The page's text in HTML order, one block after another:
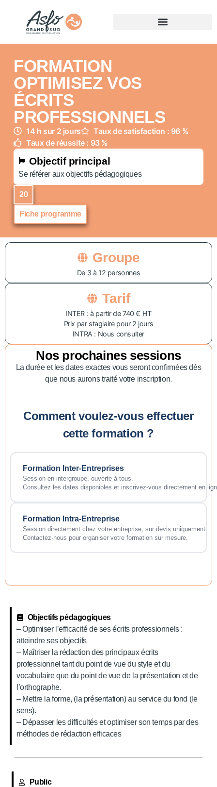
FORMATION
OPTIMISEZ VOS
ÉCRITS
PROFESSIONNELS
14 h sur 2 jours
Taux de satisfaction : 96 %
Taux de réussite : 93 %
Objectif principal
Se référer aux objectifs pédagogiques
20
Fiche programme
Groupe
De 3 à 12 personnes
Tarif
INTER : à partir de 740 € HT
Prix par stagiaire pour 2 jours
INTRA : Nous consulter
Nos prochaines sessions
La durée et les dates exactes vous seront confirmées dès
que nous aurons traité votre inscription.
Comment voulez-vous effectuer
cette formation ?
Formation Inter-Entreprises
Session en intergroupe, ouverte à tous.
Consultez les dates disponibles et inscrivez-vous directement en
Formation Intra-Entreprise
Session directement chez votre entreprise, sur devis uniquement.
Contactez-nous pour organiser votre formation sur mesure.
Objectifs pédagogiques
– Optimiser l’efficacité de ses écrits professionnels :
atteindre ses objectifs
– Maîtriser la rédaction des principaux écrits
professionnel tant du point de vue du style et du
vocabulaire que du point de vue de la présentation et de
l’orthographe.
– Mettre la forme, (la présentation) au service du fond (le
sens).
– Dépasser les difficultés et optimiser son temps par des
méthodes de rédaction efficaces
Public